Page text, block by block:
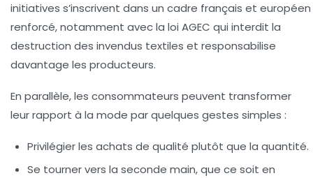
initiatives s’inscrivent dans un cadre français et européen
renforcé, notamment avec la loi AGEC qui interdit la
destruction des invendus textiles et responsabilise
davantage les producteurs.
En parallèle, les consommateurs peuvent transformer
leur rapport à la mode par quelques gestes simples :
Privilégier les achats de qualité plutôt que la quantité.
Se tourner vers la seconde main, que ce soit en